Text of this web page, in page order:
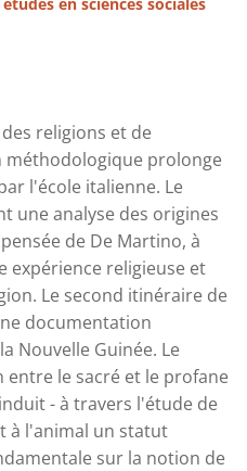
religions et de
prolonge
l'école italienne. Le
une analyse des origines
de De Martino, à
religieuse et
Le second itinéraire de
documentation
Nouvelle Guinée. Le
le sacré et le profane
- à travers l'étude de
à l'animal un statut
sur la notion de